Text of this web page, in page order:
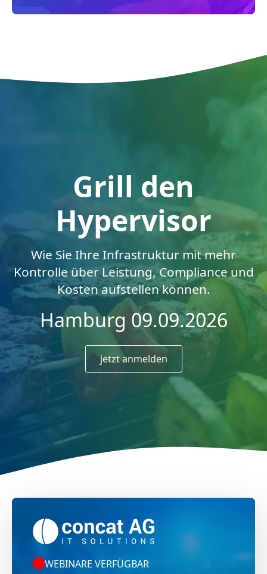
Grill den
Hypervisor
Wie Sie Ihre Infrastruktur mit mehr
Kontrolle über Leistung, Compliance und
Kosten aufstellen können.
Hamburg 09.09.2026
jetzt anmelden
WEBINARE VERFÜGBAR